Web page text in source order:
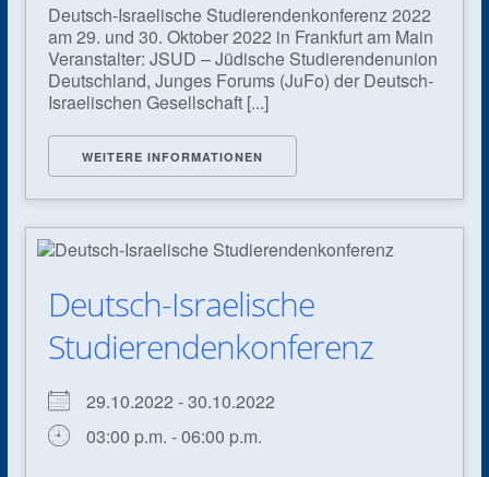
Deutsch-Israelische Studierendenkonferenz 2022
am 29. und 30. Oktober 2022 in Frankfurt am Main
Veranstalter: JSUD – Jüdische Studierendenunion
Deutschland, Junges Forums (JuFo) der Deutsch-
Israelischen Gesellschaft [...]
WEITERE INFORMATIONEN
Deutsch-Israelische
Studierendenkonferenz
29.10.2022 - 30.10.2022
03:00 p.m. - 06:00 p.m.